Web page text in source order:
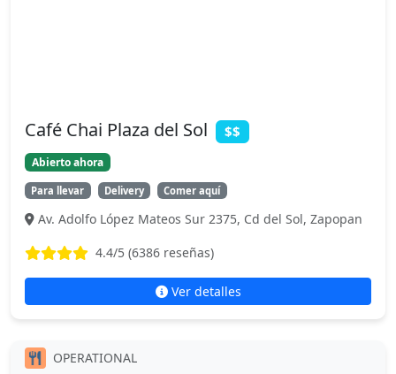
Café Chai Plaza del Sol $$
Abierto ahora
Para llevar Delivery Comer aquí
Av. Adolfo López Mateos Sur 2375, Cd del Sol, Zapopan
4.4/5 (6386 reseñas)
Ver detalles
OPERATIONAL